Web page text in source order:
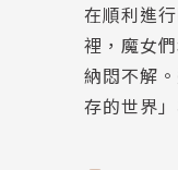
在順利進
裡，魔女
納悶不解
存的世界